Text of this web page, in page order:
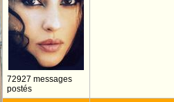
72927 messages
postés